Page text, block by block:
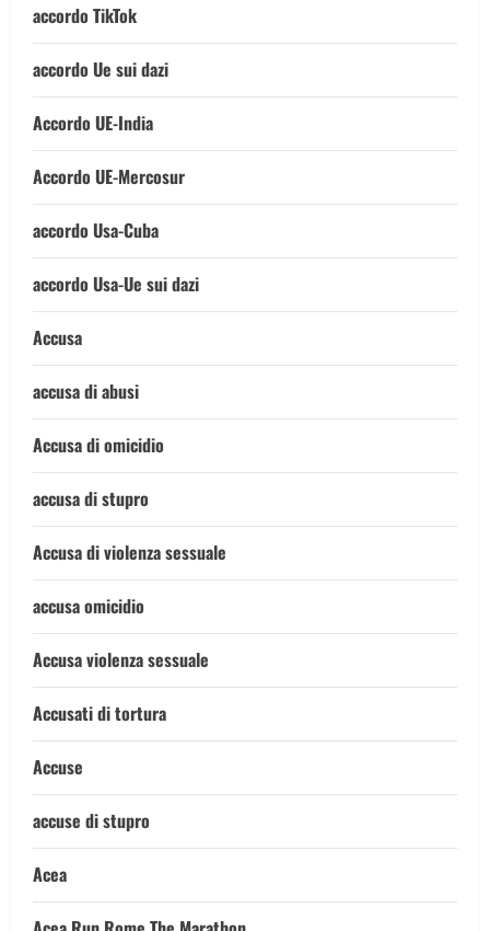
accordo TikTok
accordo Ue sui dazi
Accordo UE-India
Accordo UE-Mercosur
accordo Usa-Cuba
accordo Usa-Ue sui dazi
Accusa
accusa di abusi
Accusa di omicidio
accusa di stupro
Accusa di violenza sessuale
accusa omicidio
Accusa violenza sessuale
Accusati di tortura
Accuse
accuse di stupro
Acea